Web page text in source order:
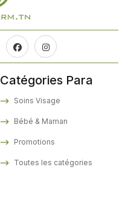
Catégories Para
Soins Visage
Bébé & Maman
Promotions
Toutes les catégories